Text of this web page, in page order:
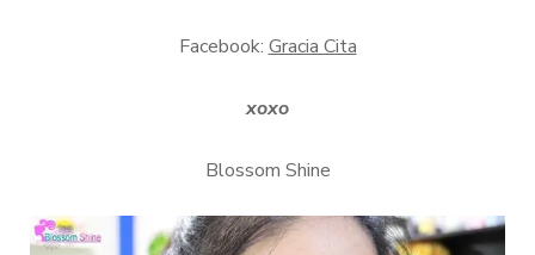
Facebook: Gracia Cita
xoxo
Blossom Shine